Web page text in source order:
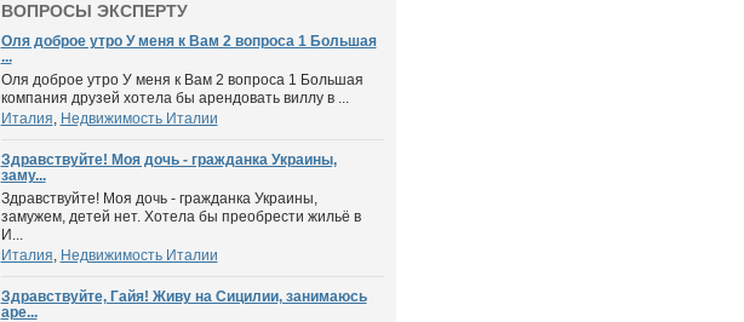
ВОПРОСЫ ЭКСПЕРТУ
Оля доброе утро У меня к Вам 2 вопроса 1 Большая
...
Оля доброе утро У меня к Вам 2 вопроса 1 Большая
компания друзей хотела бы арендовать виллу в ...
Италия, Недвижимость Италии
Здравствуйте! Моя дочь - гражданка Украины,
заму...
Здравствуйте! Моя дочь - гражданка Украины,
замужем, детей нет. Хотела бы преобрести жильё в
И...
Италия, Недвижимость Италии
Здравствуйте, Гайя! Живу на Сицилии, занимаюсь
аре...